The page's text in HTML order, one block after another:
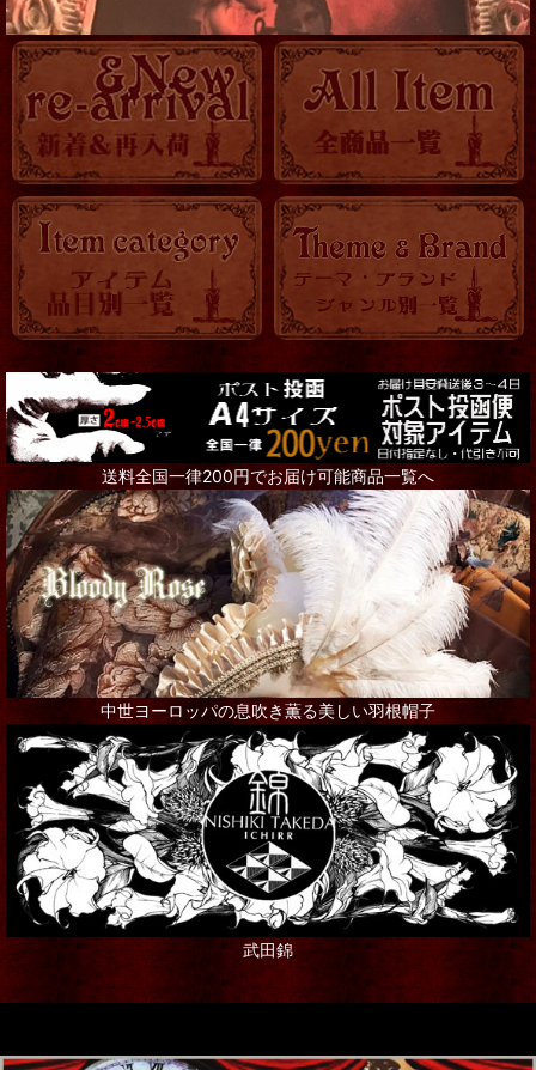
帽子他
ロマ傘
OTHER
KITCHEN
時計
バッグ・ポーチ
トランク・BOX
アクセサリー全て
Steampunk Goggles
リング
ネックレス
ピアス
ブローチ
その他アクセサリー
インテリア
シャンデリア・ランプ
写真・アート・ポスター
本・書籍
ポストカード
ステーショナリー
ギフト
送料全国一律200円でお届け可能商品一覧へ
中世ヨーロッパの息吹き薫る美しい羽根帽子
武田錦